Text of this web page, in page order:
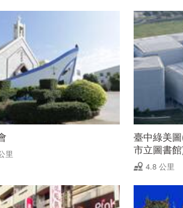
里
臺中綠美
市立圖書
4.8 公里